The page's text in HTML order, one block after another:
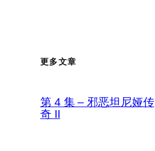
更多文章
第 4 集 – 邪恶坦尼娅传
奇 II